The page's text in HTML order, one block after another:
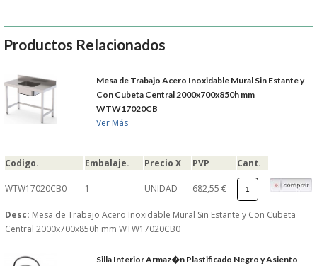
DEVOLUCIONES
AVISO LEGAL
POL�TICA DE PRIVACIDAD
CONDICIONES DE USO
BLOG
Productos Relacionados
Mesa de Trabajo Acero Inoxidable Mural Sin Estante y
Con Cubeta Central 2000x700x850h mm
WTW17020CB
Ver Más
Codigo. Embalaje. Precio X PVP Cant.
WTW17020CB0 1 UNIDAD 682,55 €
Desc: Mesa de Trabajo Acero Inoxidable Mural Sin Estante y Con Cubeta
Central 2000x700x850h mm WTW17020CB0
Silla Interior Armaz�n Plastificado Negro y Asiento